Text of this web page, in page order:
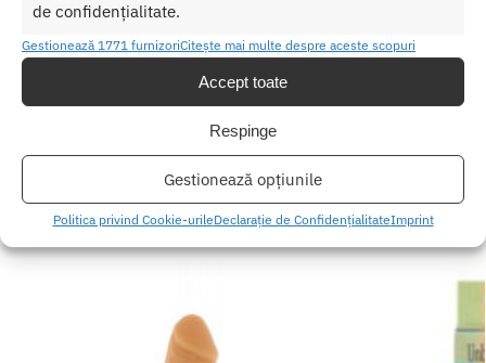
de confidențialitate.
Gestionează 1771 furnizoriCitește mai multe despre aceste scopuri
Accept toate
Respinge
Gestionează opțiunile
Politica privind Cookie-urileDeclarație de ConfidențialitateImprint
calda si sapun. Pentru o igienizare suplimentara puteti utiliza un
SKU: 4061504007748
,Vibratoare mici
Etichetă: Vibrator Ultra Power Bullet 8 turquoise
Produse similare